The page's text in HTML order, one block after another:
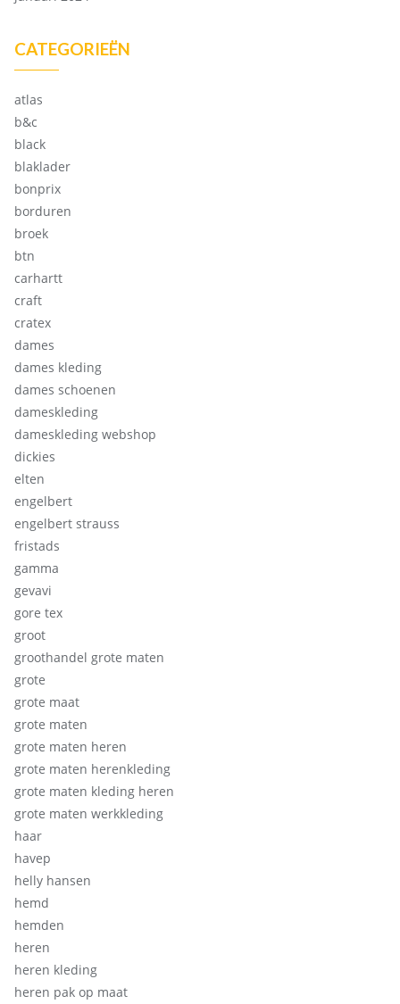
CATEGORIEËN
atlas
b&c
black
blaklader
bonprix
borduren
broek
btn
carhartt
craft
cratex
dames
dames kleding
dames schoenen
dameskleding
dameskleding webshop
dickies
elten
engelbert
engelbert strauss
fristads
gamma
gevavi
gore tex
groot
groothandel grote maten
grote
grote maat
grote maten
grote maten heren
grote maten herenkleding
grote maten kleding heren
grote maten werkkleding
haar
havep
helly hansen
hemd
hemden
heren
heren kleding
heren pak op maat